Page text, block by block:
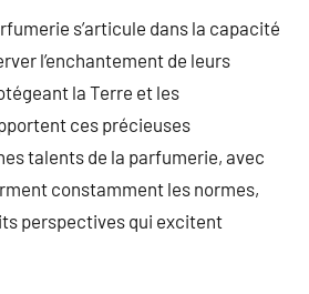
s’articule dans la capacité
l’enchantement de leurs
la Terre et les
ces précieuses
talents de la parfumerie, avec
constamment les normes,
perspectives qui excitent